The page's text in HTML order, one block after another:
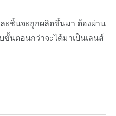
ะชิ้นจะถูกผลิตขึ้นมา ต้องผ่าน
ขั้นตอนกว่าจะได้มาเป็นเลนส์